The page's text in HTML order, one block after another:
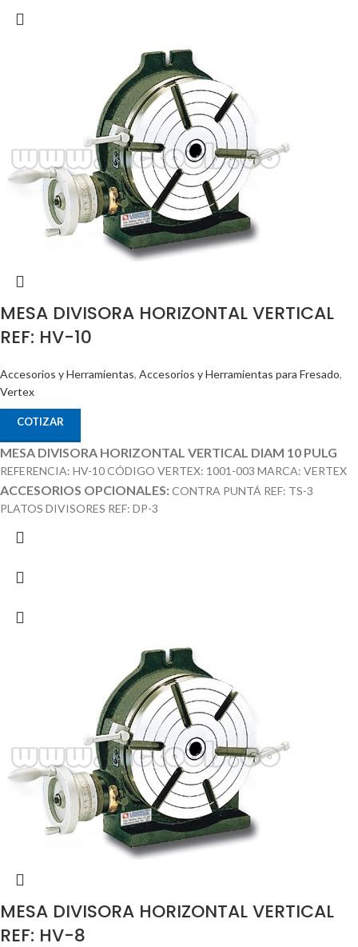
MESA DIVISORA HORIZONTAL VERTICAL
REF: HV-10
Accesorios y Herramientas, Accesorios y Herramientas para Fresado,
Vertex
COTIZAR
MESA DIVISORA HORIZONTAL VERTICAL DIAM 10 PULG
REFERENCIA: HV-10 CÓDIGO VERTEX: 1001-003 MARCA: VERTEX
ACCESORIOS OPCIONALES:CONTRA PUNTÁ REF: TS-3
PLATOS DIVISORES REF: DP-3
MESA DIVISORA HORIZONTAL VERTICAL
REF: HV-8